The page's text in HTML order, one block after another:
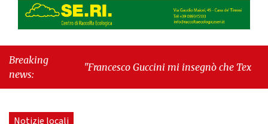
Breaking
news:
"Francesco Guccini mi insegnò che Tex Willer
lascia l'aula al momento del voto"
Notizie locali